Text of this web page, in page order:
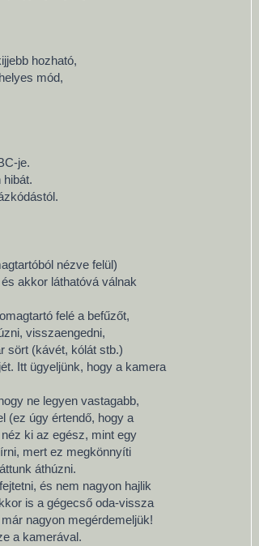
hozható,
mód,
je.
nézve felül)
akkor láthatóvá válnak
felé a befűzőt,
visszaengedni,
sört (kávét, kólát stb.)
Itt ügyeljünk, hogy a kamera
ne legyen vastagabb,
(ez úgy értendő, hogy a
ki az egész, mint egy
mert ez megkönnyíti
áthúzni.
és nem nagyon hajlik
is a gégecső oda-vissza
nagyon megérdemeljük!
a kamerával.